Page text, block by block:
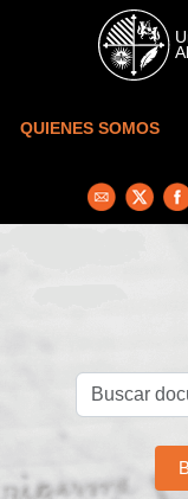
Skip to main content
QUIENES SOMOS